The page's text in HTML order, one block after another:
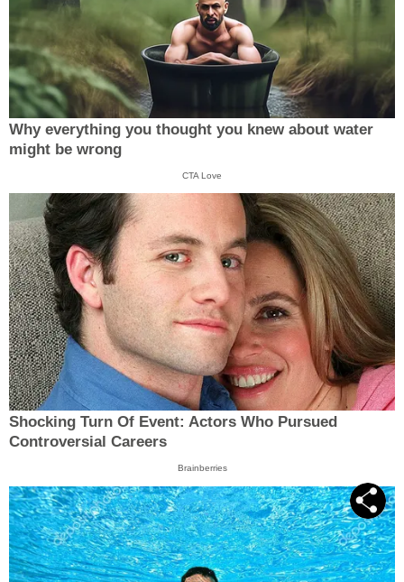
Why everything you thought you knew about water
might be wrong
CTA Love
Shocking Turn Of Event: Actors Who Pursued
Controversial Careers
Brainberries